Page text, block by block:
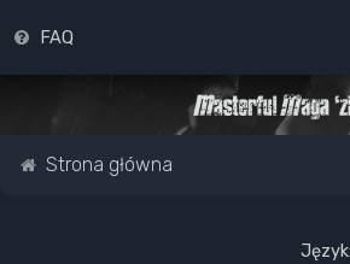
FAQ
Strona główna
Język: